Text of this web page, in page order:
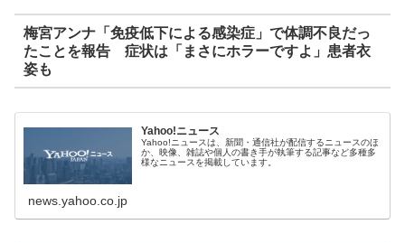
梅宮アンナ「免疫低下による感染症」で体調不良だっ
たことを報告 症状は「まさにホラーですよ」患者衣
姿も
Yahoo!ニュース
Yahoo!ニュースは、新聞・通信社が配信するニュースのほ
か、映像、雑誌や個人の書き手が執筆する記事など多種多
様なニュースを掲載しています。
news.yahoo.co.jp